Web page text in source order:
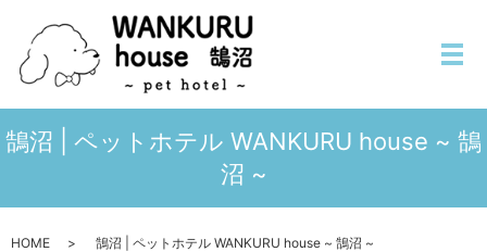
メ
鵠沼 | ペットホテル WANKURU house ~ 鵠
沼 ~
HOME 鵠沼 | ペットホテル WANKURU house ~ 鵠沼 ~